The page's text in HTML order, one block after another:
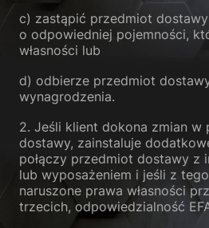
c) zastąpić przedmiot
o odpowiedniej pojemności,
własności lub
d) odbierze przedmiot
wynagrodzenia.
2. Jeśli klient dokona zmian w
dostawy, zainstaluje
połączy przedmiot dostawy z
lub wyposażeniem i jeśli z
naruszone prawa własności
trzecich, odpowiedzialność